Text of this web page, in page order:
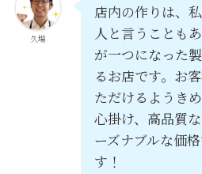
久場
店内の作りは、
人と言うことも
が一つになった
るお店です。お
ただけるようき
心掛け、高品質
ーズナブルな価
す！